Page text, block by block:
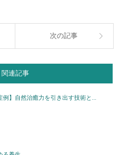
次の記事
関連記事
例】自然治癒力を引き出す技術と...